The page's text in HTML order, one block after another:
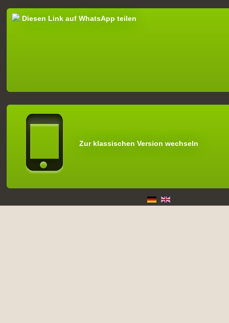
Diesen Link auf WhatsApp teilen
Zur klassischen Version wechseln